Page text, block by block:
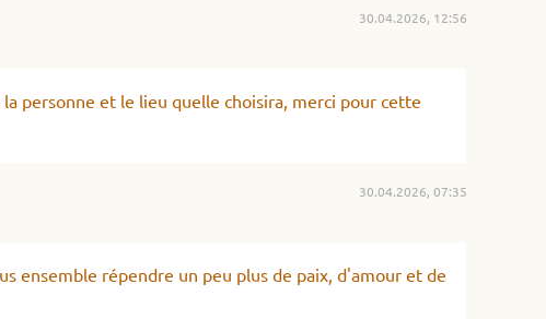
30.04.2026, 12:56
personne et le lieu quelle choisira, merci pour cette
30.04.2026, 07:35
ensemble répendre un peu plus de paix, d'amour et de